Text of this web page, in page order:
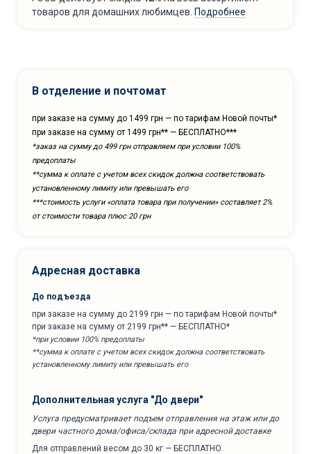
товаров для домашних любимцев. Подробнее
В отделение и почтомат
при заказе на сумму до 1499 грн — по тарифам Новой почты*
при заказе на сумму от 1499 грн** — БЕСПЛАТНО***
*заказ на сумму до 499 грн отправляем при условии 100%
предоплаты
**сумма к оплате с учетом всех скидок должна соответствовать
установленному лимиту или превышать его
***cтоимость услуги «оплата товара при получении» составляет 2%
от стоимости товара плюс 20 грн
Адресная доставка
До подъезда
при заказе на сумму до 2199 грн — по тарифам Новой почты*
при заказе на сумму от 2199 грн** — БЕСПЛАТНО*
*при условии 100% предоплаты
**сумма к оплате с учетом всех скидок должна соответствовать
установленному лимиту или превышать его
Дополнительная услуга "До двери"
Услуга предусматривает подъем отправления на этаж или до
двери частного дома/офиса/склада при адресной доставке
Для отправлений весом до 30 кг — БЕСПЛАТНО.